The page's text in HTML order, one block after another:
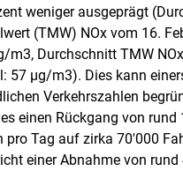
weniger ausgeprägt
(TMW) NOx vom 16.
m3, Durchschnitt TMW
57 µg/m3). Dies kann
Verkehrszahlen
einen Rückgang von rund
pro Tag auf zirka 70'000
einer Abnahme von rund